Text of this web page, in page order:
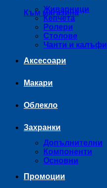
Към магазина
Живарници
Кепчета
Ролери
Столове
Чанти и калъфи
Аксесоари
Макари
Облекло
Захранки
Допълнителни
Компоненти
Основни
Промоции